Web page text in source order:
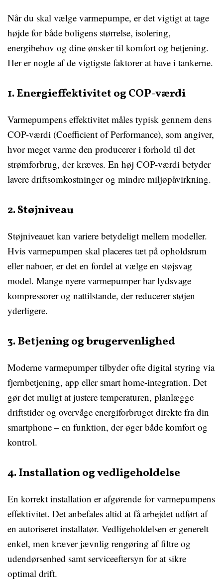
Når du skal vælge varmepumpe, er det vigtigt at tage
højde for både boligens størrelse, isolering,
energibehov og dine ønsker til komfort og betjening.
Her er nogle af de vigtigste faktorer at have i tankerne.
1. Energieffektivitet og COP-værdi
Varmepumpens effektivitet måles typisk gennem dens
COP-værdi (Coefficient of Performance), som angiver,
hvor meget varme den producerer i forhold til det
strømforbrug, der kræves. En høj COP-værdi betyder
lavere driftsomkostninger og mindre miljøpåvirkning.
2. Støjniveau
Støjniveauet kan variere betydeligt mellem modeller.
Hvis varmepumpen skal placeres tæt på opholdsrum
eller naboer, er det en fordel at vælge en støjsvag
model. Mange nyere varmepumper har lydsvage
kompressorer og nattilstande, der reducerer støjen
yderligere.
3. Betjening og brugervenlighed
Moderne varmepumper tilbyder ofte digital styring via
fjernbetjening, app eller smart home-integration. Det
gør det muligt at justere temperaturen, planlægge
driftstider og overvåge energiforbruget direkte fra din
smartphone – en funktion, der øger både komfort og
kontrol.
4. Installation og vedligeholdelse
En korrekt installation er afgørende for varmepumpens
effektivitet. Det anbefales altid at få arbejdet udført af
en autoriseret installatør. Vedligeholdelsen er generelt
enkel, men kræver jævnlig rengøring af filtre og
udendørsenhed samt serviceeftersyn for at sikre
optimal drift.